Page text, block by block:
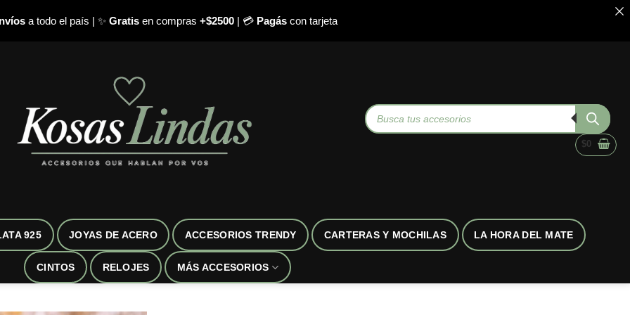
a todo el país | ✨ Gratisen compras +$2500| 💳 Pagáscon tarjeta
Búsqueda
de
productos
$0
925 JOYAS DE ACERO ACCESORIOS TRENDY CARTERAS Y MOCHILAS LA HORA DEL MATE
CINTOS RELOJES MÁS ACCESORIOS